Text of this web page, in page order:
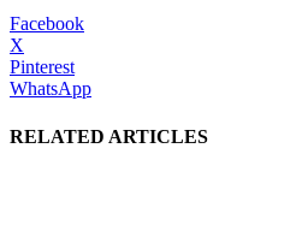
Facebook
X
Pinterest
WhatsApp
RELATED ARTICLES